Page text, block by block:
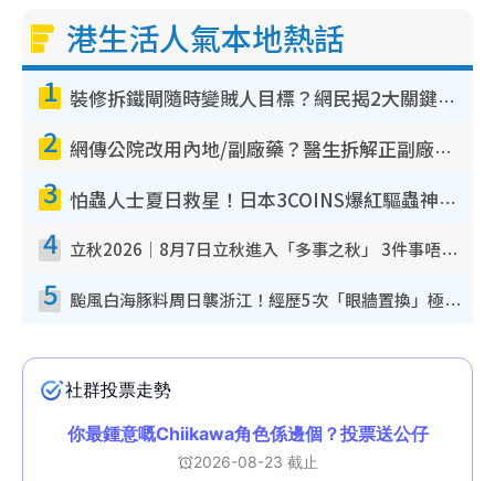
港生活人氣本地熱話
1 裝修拆鐵閘隨時變賊人目標？網民揭2大關鍵用途：裝新式等於白裝？附新舊鐵閘分別
2 網傳公院改用內地/副廠藥？醫生拆解正副廠分別 揭4類人換藥隨時出事
3 怕蟲人士夏日救星！日本3COINS爆紅驅蟲神器$45起 1招「全程免觸碰」輕鬆搞定小強
4 立秋2026｜8月7日立秋進入「多事之秋」 3件事唔做得！專家教6招開運 清枱頭／銀包納氣接好運
5 颱風白海豚料周日襲浙江！經歷5次「眼牆置換」極罕見 成登陸內地最長途颱風